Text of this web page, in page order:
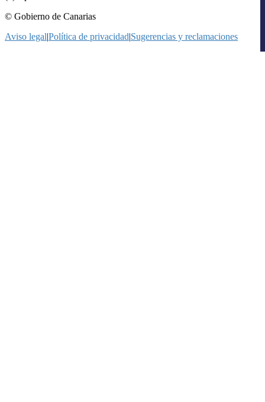
© Gobierno de Canarias
Aviso legal|Política de privacidad|Sugerencias y reclamaciones